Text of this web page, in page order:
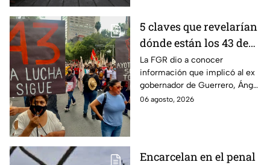
5 claves que revelarían
dónde están los 43 de
Ayotzinapa tras
captura de Ángel
Aguirre, ex gobernador
de Guerrero
La FGR dio a conocer
información que implicó al ex
gobernador de Guerrero, Ángel
Aguirre, quien fue detenido
06 agosto, 2026
Encarcelan en el penal